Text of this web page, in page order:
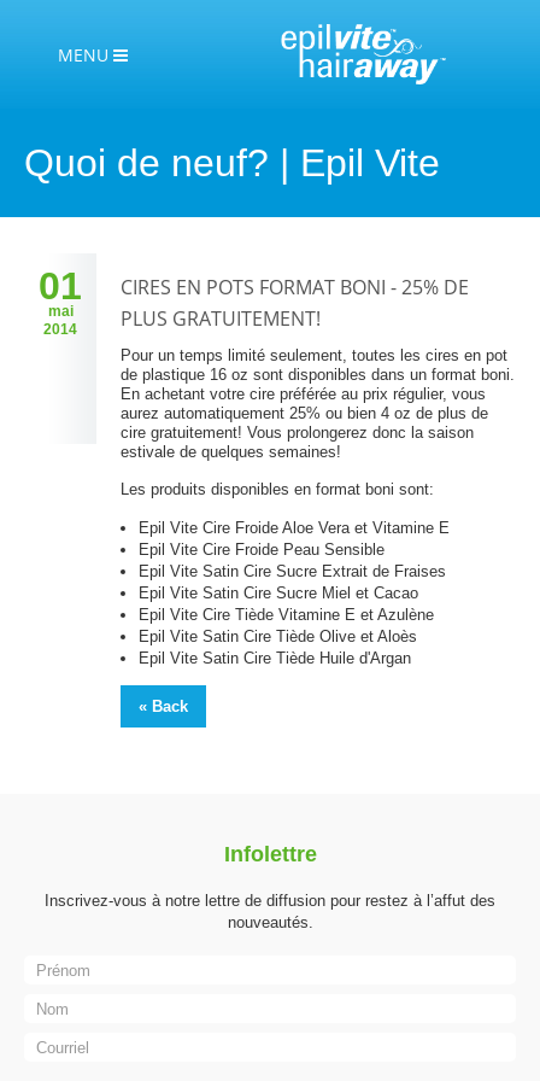
MENU
Quoi de neuf? | Epil Vite
01
mai
2014
CIRES EN POTS FORMAT BONI - 25% DE
PLUS GRATUITEMENT!
Pour un temps limité seulement, toutes les cires en pot
de plastique 16 oz sont disponibles dans un format boni.
En achetant votre cire préférée au prix régulier, vous
aurez automatiquement 25% ou bien 4 oz de plus de
cire gratuitement! Vous prolongerez donc la saison
estivale de quelques semaines!
Les produits disponibles en format boni sont:
Epil Vite Cire Froide Aloe Vera et Vitamine E
Epil Vite Cire Froide Peau Sensible
Epil Vite Satin Cire Sucre Extrait de Fraises
Epil Vite Satin Cire Sucre Miel et Cacao
Epil Vite Cire Tiède Vitamine E et Azulène
Epil Vite Satin Cire Tiède Olive et Aloès
Epil Vite Satin Cire Tiède Huile d'Argan
« Back
Infolettre
Inscrivez-vous à notre lettre de diffusion pour restez à l’affut des
nouveautés.